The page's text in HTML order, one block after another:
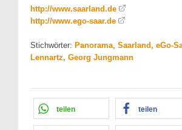
http://www.saarland.de
http://www.ego-saar.de
Stichwörter: Panorama, Saarland, eGo-
Lennartz, Georg Jungmann
teilen teilen